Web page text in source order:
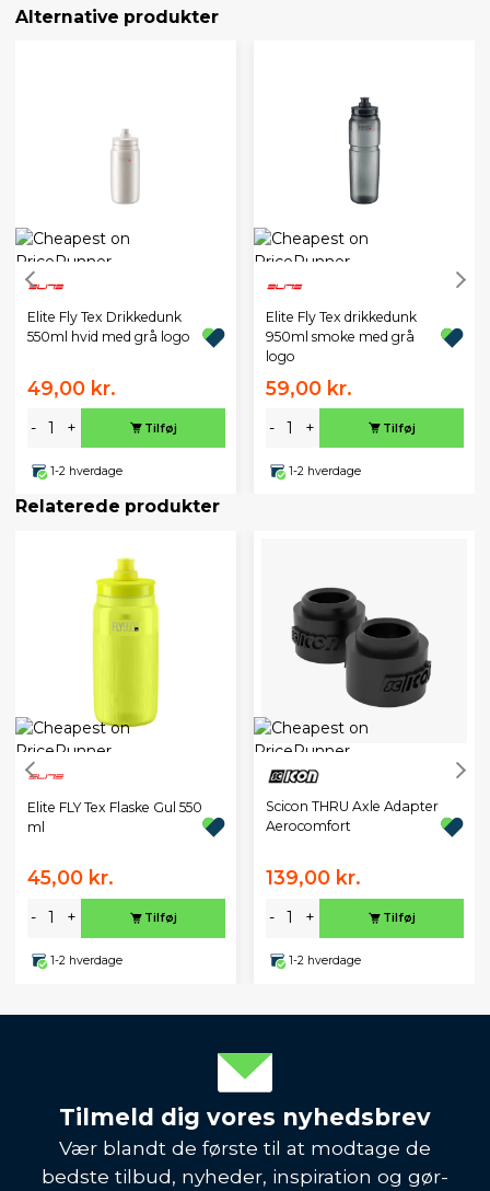
Alternative produkter
Elite Fly Tex Drikkedunk
550ml hvid med grå logo
49,00 kr.
- + Tilføj
1-2 hverdage
Elite Fly Tex drikkedunk
950ml smoke med grå
logo
59,00 kr.
- + Tilføj
1-2 hverdage
Relaterede produkter
Elite FLY Tex Flaske Gul 550
ml
45,00 kr.
- + Tilføj
1-2 hverdage
Scicon THRU Axle Adapter
Aerocomfort
139,00 kr.
- + Tilføj
1-2 hverdage
Tilmeld dig vores nyhedsbrev
Vær blandt de første til at modtage de
bedste tilbud, nyheder, inspiration og gør-